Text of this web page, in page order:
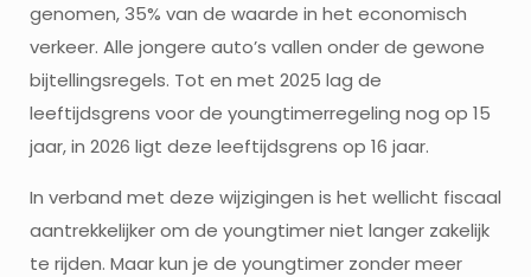
genomen, 35% van de waarde in het economisch
verkeer. Alle jongere auto’s vallen onder de gewone
bijtellingsregels. Tot en met 2025 lag de
leeftijdsgrens voor de youngtimerregeling nog op 15
jaar, in 2026 ligt deze leeftijdsgrens op 16 jaar.
In verband met deze wijzigingen is het wellicht fiscaal
aantrekkelijker om de youngtimer niet langer zakelijk
te rijden. Maar kun je de youngtimer zonder meer